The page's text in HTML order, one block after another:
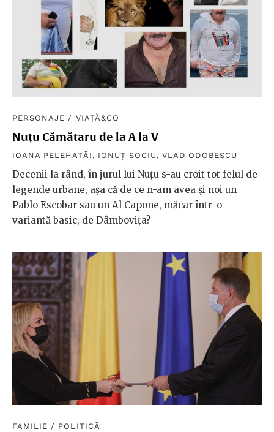
PERSONAJE / VIAȚĂ&CO
Nuțu Cămătaru de la A la V
IOANA PELEHATĂI , IONUȚ SOCIU ,VLAD ODOBESCU
Decenii la rând, în jurul lui Nuțu s-au croit tot felul de
legende urbane, așa că de ce n-am avea și noi un
Pablo Escobar sau un Al Capone, măcar într-o
variantă basic, de Dâmbovița?
FAMILIE / POLITICĂ